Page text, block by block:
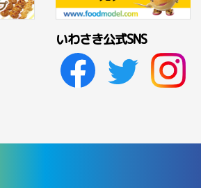
いわさき公式SNS